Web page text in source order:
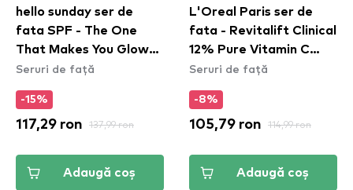
hello sunday ser de
fata SPF - The One
That Makes You Glow
(SPF40)
Seruri de față
-15%
117,29 ron 137,99 ron
Adaugă coș
L'Oreal Paris ser de
fata - Revitalift Clinical
12% Pure Vitamin C
Face Brightening
Seruri de față
-8%
105,79 ron 114,99 ron
Adaugă coș